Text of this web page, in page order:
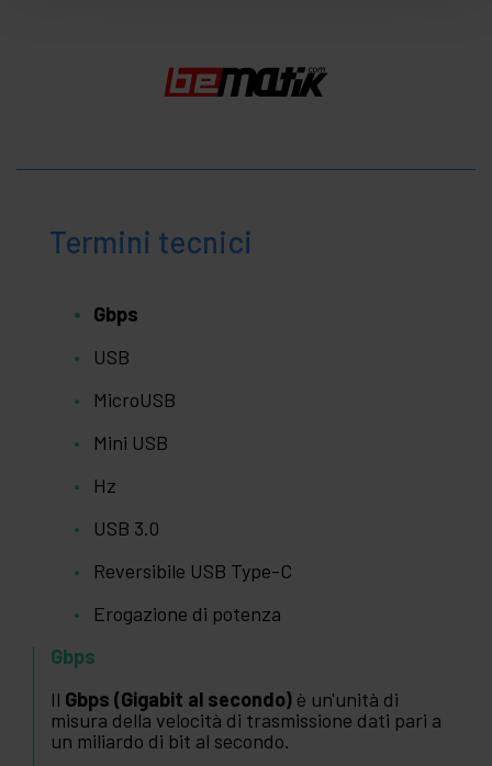
Termini tecnici
Gbps
USB
MicroUSB
Mini USB
Hz
USB 3.0
Reversibile USB Type-C
Erogazione di potenza
Gbps
Il Gbps (Gigabit al secondo) è un'unità di
misura della velocità di trasmissione dati pari a
un miliardo di bit al secondo.